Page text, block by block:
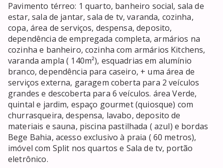
Pavimento térreo: 1 quarto, banheiro social, sala de
estar, sala de jantar, sala de tv, varanda, cozinha,
copa, área de serviços, despensa, deposito,
dependência de empregada completa, armários na
cozinha e banheiro, cozinha com armários Kitchens,
varanda ampla ( 140m²), esquadrias em alumínio
branco, dependência para caseiro, + uma área de
serviços externa, garagem coberta para 2 veículos
grandes e descoberta para 6 veículos. área Verde,
quintal e jardim, espaço gourmet (quiosque) com
churrasqueira, despensa, lavabo, deposito de
materiais e sauna, piscina pastilhada ( azul) e bordas
Bege Bahia, acesso exclusivo à praia ( 60 metros),
imóvel com Split nos quartos e Sala de tv, portão
eletrônico.